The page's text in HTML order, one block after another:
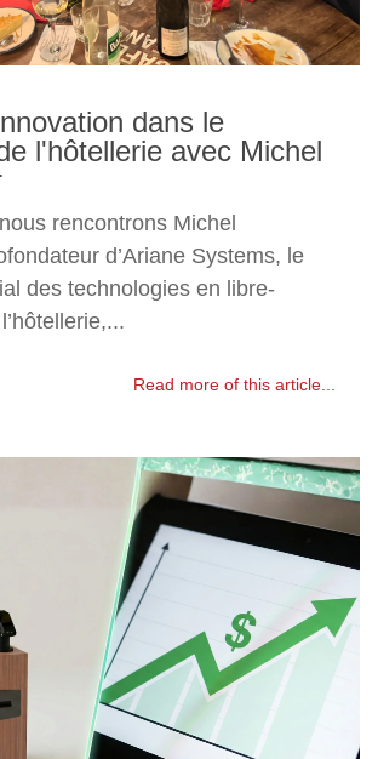
dans le
l'hôtellerie avec Michel
rencontrons Michel
d’Ariane Systems, le
des technologies en libre-
Read more of this article...